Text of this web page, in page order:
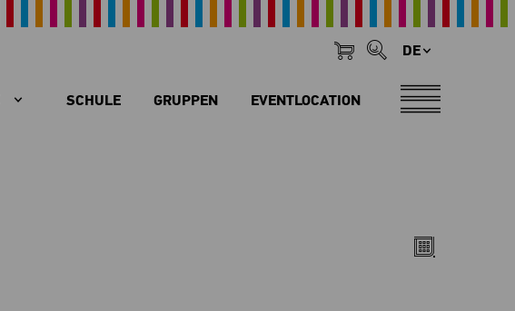
DE
SCHULE GRUPPEN EVENTLOCATION